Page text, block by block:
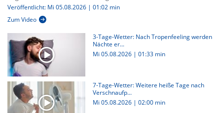
Veröffentlicht: Mi 05.08.2026 | 01:02 min
Zum Video
3-Tage-Wetter: Nach Tropenfeeling werden
Nächte er...
Mi 05.08.2026 | 01:33 min
7-Tage-Wetter: Weitere heiße Tage nach
Verschnaufp...
Mi 05.08.2026 | 02:00 min